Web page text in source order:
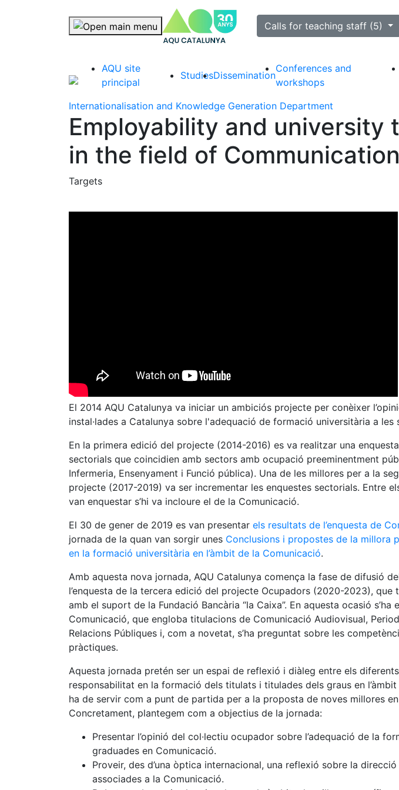
Skip navigation
selected
Calls for teaching staff (5)
AQU site
principal
StudiesDissemination
Conferences and
workshops
Internationalisation and Knowledge Generation Department
Employability and university
in the field of Communication
Targets
El 2014 AQU Catalunya va iniciar un ambiciós projecte per conèixer
instal·lades a Catalunya sobre l'adequació de formació universitària a les
En la primera edició del projecte (2014-2016) es va realitzar una
sectorials que coincidien amb sectors amb ocupació preeminentment
Infermeria, Ensenyament i Funció pública). Una de les millores per a la
projecte (2017-2019) va ser incrementar les enquestes sectorials. Entre
van enquestar s’hi va incloure el de la Comunicació.
El 30 de gener de 2019 es van presentar els resultats de l’enquesta de
jornada de la quan van sorgir unes Conclusions i propostes de la millora
en la formació universitària en l’àmbit de la Comunicació.
Amb aquesta nova jornada, AQU Catalunya comença la fase de difusió
l’enquesta de la tercera edició del projecte Ocupadors (2020-2023), que
amb el suport de la Fundació Bancària “la Caixa”. En aquesta ocasió
Comunicació, que engloba titulacions de Comunicació Audiovisual,
Relacions Públiques i, com a novetat, s’ha preguntat sobre les
pràctiques.
Aquesta jornada pretén ser un espai de reflexió i diàleg entre els
responsabilitat en la formació dels titulats i titulades dels graus en
ha de servir com a punt de partida per a la proposta de noves millores
Concretament, plantegem com a objectius de la jornada:
Presentar l’opinió del col·lectiu ocupador sobre l’adequació de la
graduades en Comunicació.
Proveir, des d’una òptica internacional, una reflexió sobre la
associades a la Comunicació.